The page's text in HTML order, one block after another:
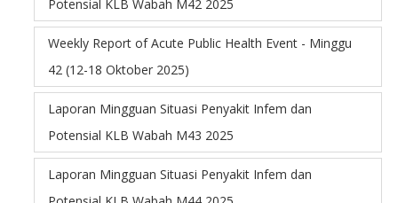
Potensial KLB Wabah M42 2025
Weekly Report of Acute Public Health Event - Minggu
42 (12-18 Oktober 2025)
Laporan Mingguan Situasi Penyakit Infem dan
Potensial KLB Wabah M43 2025
Laporan Mingguan Situasi Penyakit Infem dan